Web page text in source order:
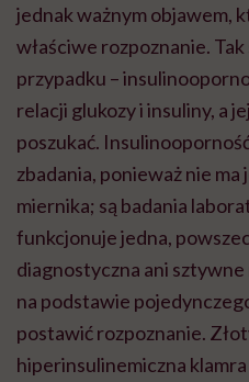
jednak ważnym objawem,
właściwe rozpoznanie.
przypadku –
relacji glukozy i insuliny, a
poszukać.
zbadania, ponieważ nie
miernika; są badania
funkcjonuje jedna,
diagnostyczna ani
na podstawie
postawić rozpoznanie.
hiperinsulinemiczna